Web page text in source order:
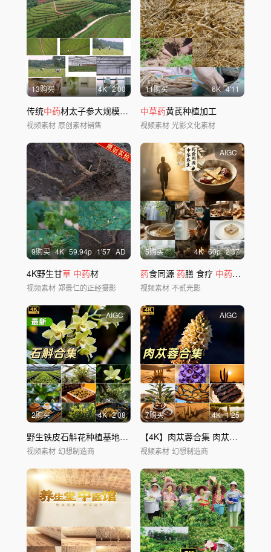
13购买 4K 2'00
传统中药材太子参大规模种植基地航拍4K
视频素材 原创素材销售
11购买 6K 4'11
中草药黄芪种植加工
视频素材 光影文化素材
9购买 4K 59.94p 1'57 AD
4K野生甘草 中药材
视频素材 郑景仁的正经摄影
AIGC
5购买 4K 60p 2'37
药食同源 药膳 食疗 中药养生【大
视频素材 不贰光影
AIGC
2购买 4K 2'08
野生铁皮石斛花种植基地【4K】 中草药枫斗
视频素材 幻想制造商
AIGC
7购买 4K 1'25
【4K】肉苁蓉合集 肉苁蓉花 沙漠人参
视频素材 幻想制造商